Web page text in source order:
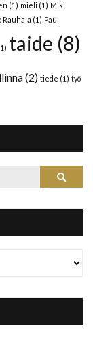
(1) mieli (1) Miki
Rauhala (1) Paul
taide (8)
(2) tiede (1) työ
Search